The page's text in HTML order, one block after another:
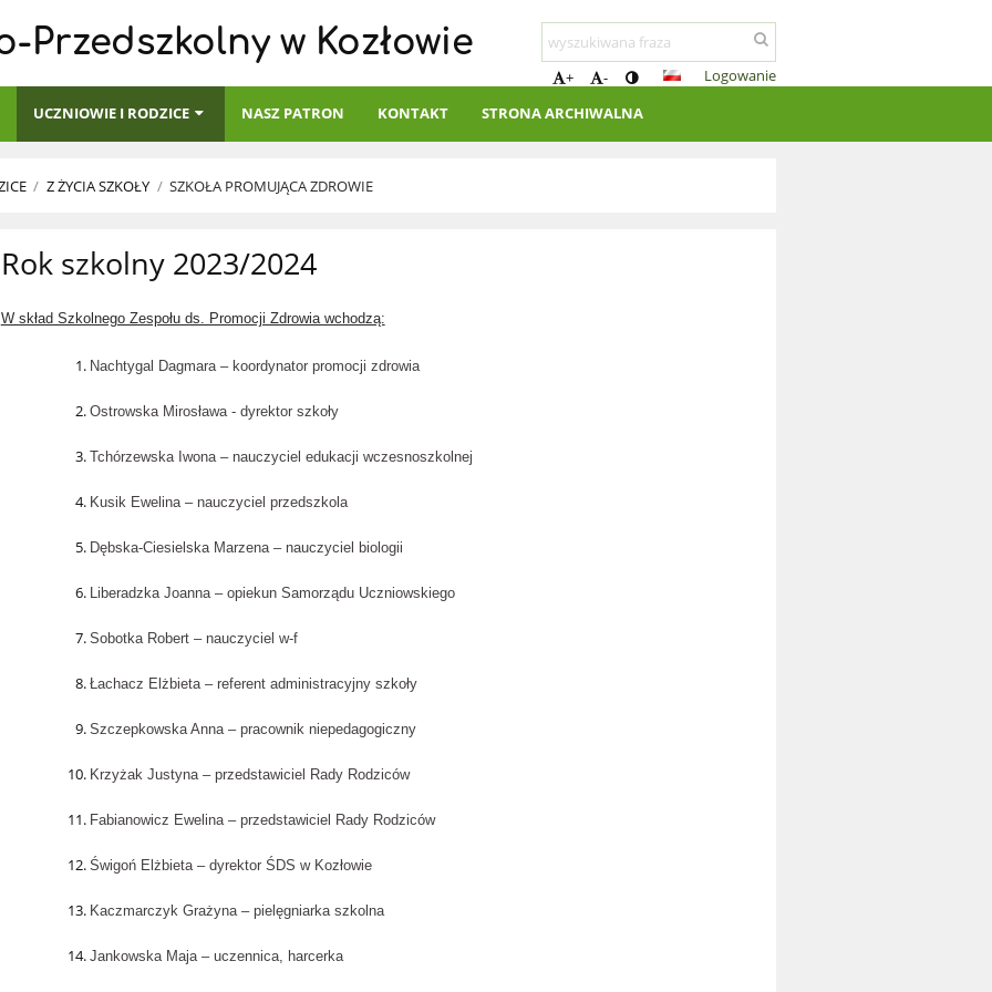
Przedszkolny w Kozłowie
+ -
Logowanie
UCZNIOWIE I RODZICE NASZ PATRON KONTAKT STRONA ARCHIWALNA
/ Z ŻYCIA SZKOŁY / SZKOŁA PROMUJĄCA ZDROWIE
Rok szkolny 2023/2024
W skład Szkolnego Zespołu ds. Promocji Zdrowia wchodzą:
Nachtygal Dagmara – koordynator promocji zdrowia
Ostrowska Mirosława - dyrektor szkoły
Tchórzewska Iwona – nauczyciel edukacji wczesnoszkolnej
Kusik Ewelina – nauczyciel przedszkola
Dębska-Ciesielska Marzena – nauczyciel biologii
Liberadzka Joanna – opiekun Samorządu Uczniowskiego
Sobotka Robert – nauczyciel w-f
Łachacz Elżbieta – referent administracyjny szkoły
Szczepkowska Anna – pracownik niepedagogiczny
Krzyżak Justyna – przedstawiciel Rady Rodziców
Fabianowicz Ewelina – przedstawiciel Rady Rodziców
Świgoń Elżbieta – dyrektor ŚDS w Kozłowie
Kaczmarczyk Grażyna – pielęgniarka szkolna
Jankowska Maja – uczennica, harcerka